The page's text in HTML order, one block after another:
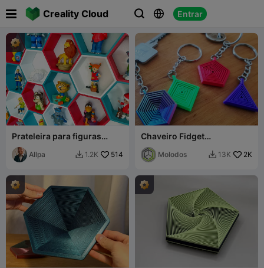
Creality Cloud   Entrar
 
Prateleira para figuras
Tonie (Toniebox)
Allpa  1.2K 514
Chaveiro Fidget
(Hexágono/Pentágono/Qua
drado/Triângulo)
Molodos  13K 2K